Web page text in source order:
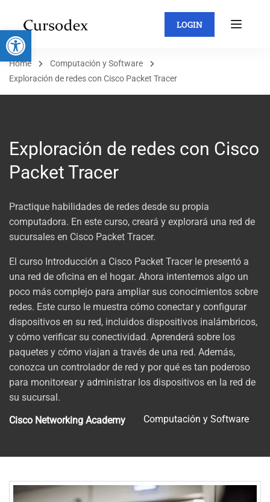
Abrir barra de herramientas LOGIN
Home
Computación y Software
Exploración de redes con Cisco Packet Tracer
Exploración de redes con Cisco
Packet Tracer
Practique habilidades de redes desde su propia
computadora. En este curso, creará y explorará una red de
sucursales en Cisco Packet Tracer.
El curso Introducción a Cisco Packet Tracer le presentó a
una red de oficina en el hogar. Ahora intentemos algo un
poco más complejo para ampliar sus conocimientos sobre
redes. Este curso le muestra cómo conectar y configurar
dispositivos en su red, incluidos dispositivos inalámbricos,
y cómo verificar su conectividad. Aprenderá sobre los
paquetes y cómo viajan a través de una red. Además,
conozca un controlador de red y por qué es tan poderoso
para monitorear y administrar los dispositivos en la red de
su sucursal.
Cisco Networking Academy
Computación y Software